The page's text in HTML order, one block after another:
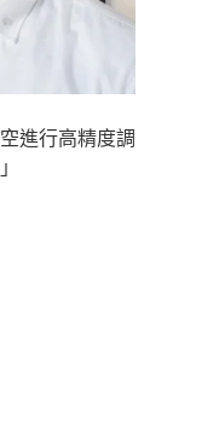
進行高精度調